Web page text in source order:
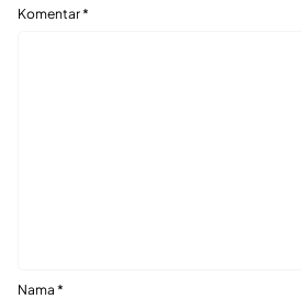
Komentar*
Nama *